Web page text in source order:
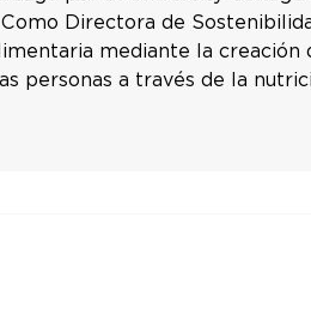
Directora de
mediante la creación
personas a través de la